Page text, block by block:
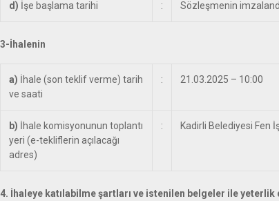
d) İşe başlama tarihi : Sözleşmenin
3-İhalenin
a) İhale (son teklif verme) tarih
ve saati
: 21.03.2025 – 10:00
b) İhale komisyonunun toplantı
yeri (e-tekliflerin açılacağı
adres)
: Kadirli Belediyesi Fen
4. İhaleye katılabilme şartları ve istenilen belgeler ile